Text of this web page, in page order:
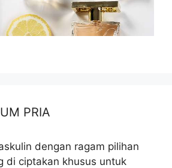
PRIA
dengan ragam pilihan
di ciptakan khusus untuk